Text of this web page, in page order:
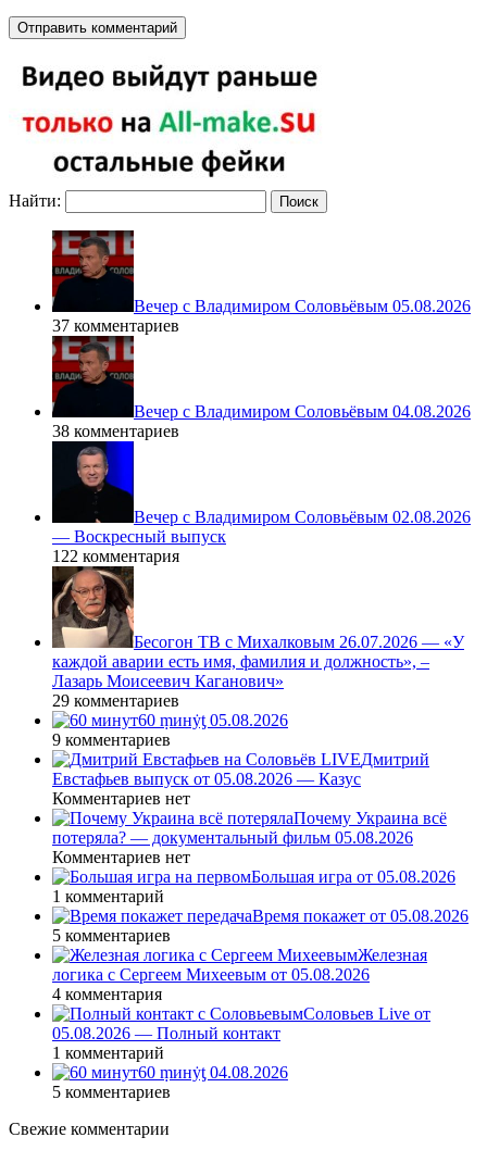
Найти:
Вечер с Владимиром Соловьёвым 05.08.2026
37 комментариев
Вечер с Владимиром Соловьёвым 04.08.2026
38 комментариев
Вечер с Владимиром Соловьёвым 02.08.2026
— Воскресный выпуск
122 комментария
Бесогон ТВ с Михалковым 26.07.2026 — «У
каждой аварии есть имя, фамилия и должность», –
Лазарь Моисеевич Каганович»
29 комментариев
60 ṃинẏƫ 05.08.2026
9 комментариев
Дмитрий
Евстафьев выпуск от 05.08.2026 — Казус
Комментариев нет
Почему Украина всё
потеряла? — документальный фильм 05.08.2026
Комментариев нет
Большая игра от 05.08.2026
1 комментарий
Время покажет от 05.08.2026
5 комментариев
Железная
логика с Сергеем Михеевым от 05.08.2026
4 комментария
Соловьев Live от
05.08.2026 — Полный контакт
1 комментарий
60 ṃинẏƫ 04.08.2026
5 комментариев
Свежие комментарии